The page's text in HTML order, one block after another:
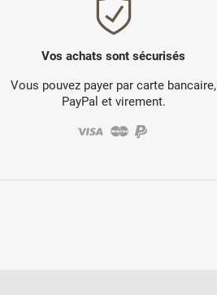
Vos achats sont sécurisés
Vous pouvez payer par carte bancaire,
PayPal et virement.